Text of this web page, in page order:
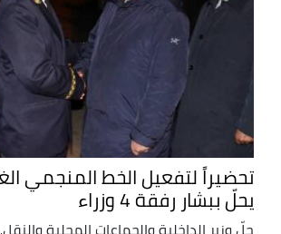
تحضيراً لتفعيل الخط المنجمي
يحلّ ببشار رفقة 4 وزراء